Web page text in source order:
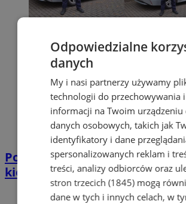
Policjant po służbie zatrzymał
kierowcę. Miał prawie 2
Odpowiedzialne
danych
My i nasi partnerzy używamy
technologii do przechowywania
informacji na Twoim
danych osobowych, takich jak
identyfikatory i dane
spersonalizowanych reklam i
treści, analizy odbiorców oraz
stron trzecich (1845)mogą
dane w tych i innych celach, w